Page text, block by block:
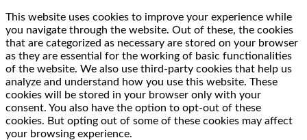
This website uses cookies to improve your experience while
you navigate through the website. Out of these, the cookies
that are categorized as necessary are stored on your browser
as they are essential for the working of basic functionalities
of the website. We also use third-party cookies that help us
analyze and understand how you use this website. These
cookies will be stored in your browser only with your
consent. You also have the option to opt-out of these
cookies. But opting out of some of these cookies may affect
your browsing experience.